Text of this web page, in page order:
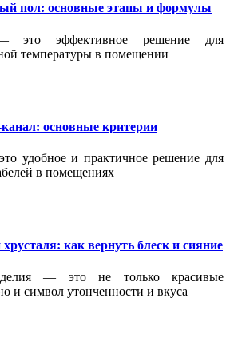
пол: основные этапы и формулы
эффективное решение для
температуры в помещении
основные критерии
удобное и практичное решение для
в помещениях
как вернуть блеск и сияние
— это не только красивые
и символ утонченности и вкуса